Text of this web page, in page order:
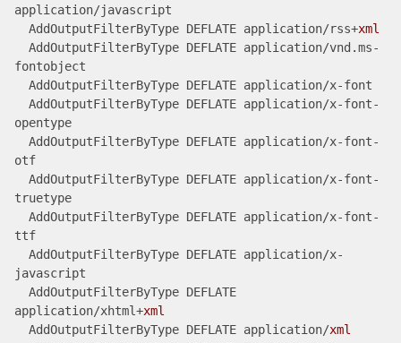
application/javascript
  AddOutputFilterByType DEFLATE application/rss+
xml
fontobject
opentype
otf
truetype
ttf
javascript
application/xhtml+xml
  AddOutputFilterByType DEFLATE application/
xml